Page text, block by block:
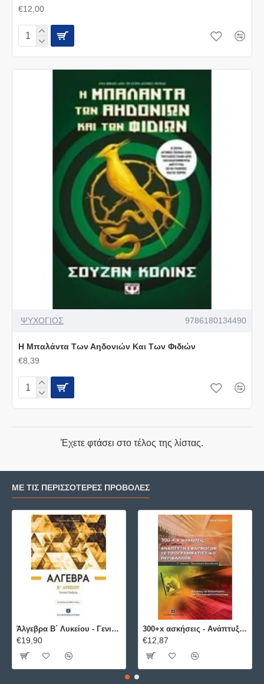
€12,00
ΨΥΧΟΓΙΟΣ 9786180134490
Η Μπαλάντα Των Αηδονιών Και Των Φιδιών
€8,39
Έχετε φτάσει στο τέλος της λίστας.
ΜΕ ΤΙΣ ΠΕΡΙΣΣΌΤΕΡΕΣ ΠΡΟΒΟΛΈΣ
Άλγεβρα B΄ Λυκείου - Γενικής Παιδείας ΕΛΛΗΝΟΕΚΔΟΤΙΚΗ
€19,90
300+x ασκήσεις - Ανάπτυξη Εφαρμογών σε Προγραμματιστικό Περιβάλλον ΕΛΛΗΝΟΕΚΔΟΤΙΚΗ
€12,87